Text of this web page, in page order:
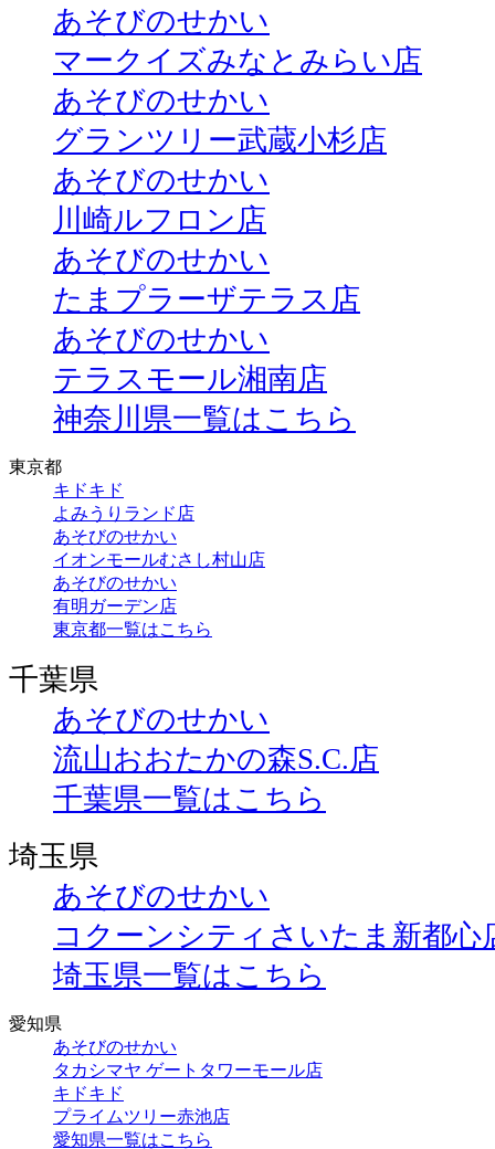
あそびのせかい
マークイズみなとみらい店
あそびのせかい
グランツリー武蔵小杉店
あそびのせかい
川崎ルフロン店
あそびのせかい
たまプラーザテラス店
あそびのせかい
テラスモール湘南店
神奈川県一覧はこちら
東京都
キドキド
よみうりランド店
あそびのせかい
イオンモールむさし村山店
あそびのせかい
有明ガーデン店
東京都一覧はこちら
千葉県
あそびのせかい
流山おおたかの森S.C.店
千葉県一覧はこちら
埼玉県
あそびのせかい
コクーンシティさいたま新都心
埼玉県一覧はこちら
愛知県
あそびのせかい
タカシマヤ ゲートタワーモール店
キドキド
プライムツリー赤池店
愛知県一覧はこちら